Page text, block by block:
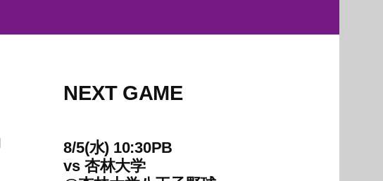
NEXT GAME
8/5(水) 10:30PB
vs杏林大学